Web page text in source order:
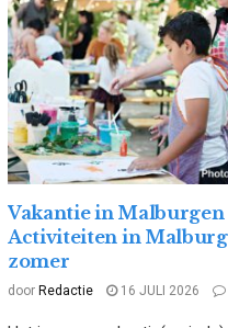
Vakantie in Malburgen
Activiteiten in
zomer
door Redactie 16 JULI 2026